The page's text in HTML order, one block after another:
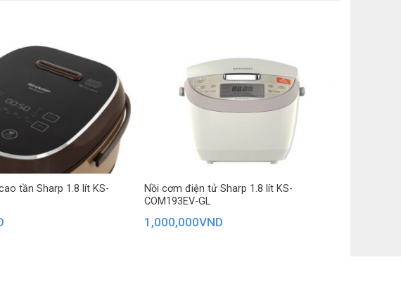
Ngôn ngữ: Tiếng Việt
Điều khiển: Cảm ứng có màn hình hiển thị
Tiện ích: Hẹn giờ nấu xong
– Giữ ấm 24 giờ
– Điều chỉnh thời gian nấu
cài đặt hẹn giờ đến 24 giờ để chủ động hơn trong thời
nấu. Với công suất 1200W, nồi cơm điện cao tần nấu cơm chín nhanh
mâm nhiệt chữ U ôm toàn bộ lòng nồi.
(và còn tùy thuộc vào khí hậu, loại gạo,…) để giữ được vị ngon và
tần Sharp 1.8 lít KS-
Nồi cơm điện tử Sharp 1.8 lít KS-
COM193EV-GL
1,000,000VND